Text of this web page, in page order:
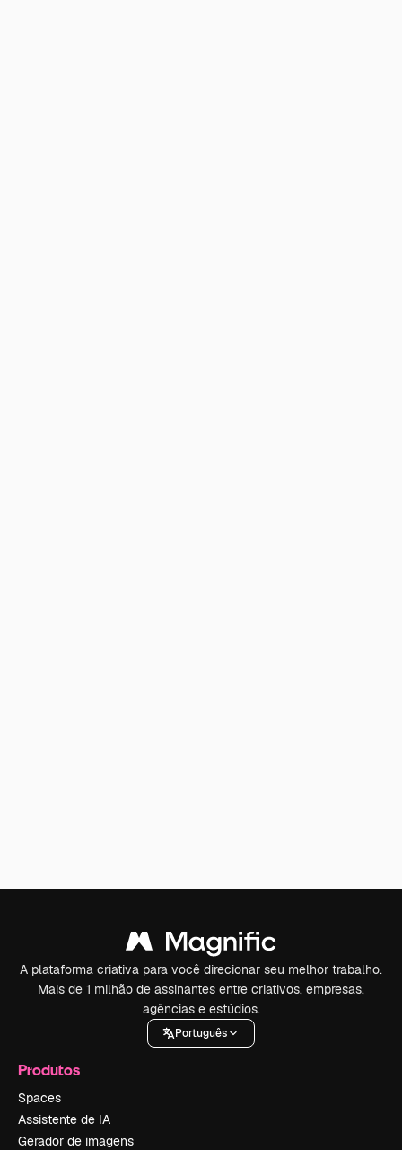
A plataforma criativa para você direcionar seu melhor trabalho.
Mais de 1 milhão de assinantes entre criativos, empresas,
agências e estúdios.
Português
Produtos
Spaces
Assistente de IA
Gerador de imagens